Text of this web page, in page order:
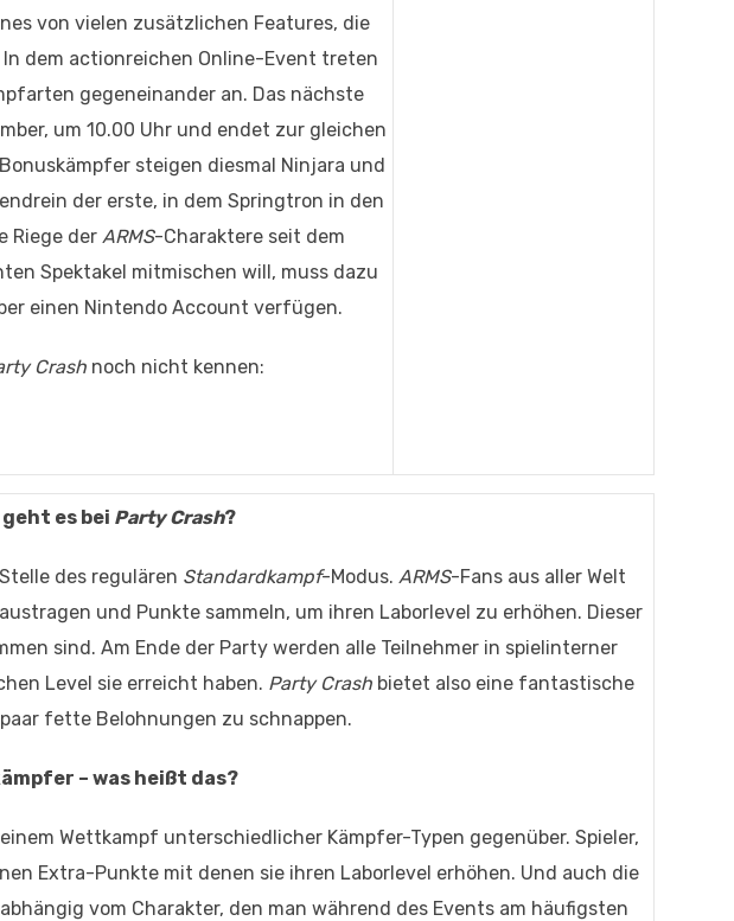
von vielen zusätzlichen Features, die
dem actionreichen Online-Event treten
gegeneinander an. Das nächste
um 10.00 Uhr und endet zur gleichen
steigen diesmal Ninjara und
der erste, in dem Springtron in den
Riege der ARMS-Charaktere seit dem
Spektakel mitmischen will, muss dazu
einen Nintendo Account verfügen.
Crash noch nicht kennen:
geht es bei Party Crash?
des regulären Standardkampf-Modus. ARMS-Fans aus aller Welt
und Punkte sammeln, um ihren Laborlevel zu erhöhen. Dieser
sind. Am Ende der Party werden alle Teilnehmer in spielinterner
Level sie erreicht haben. Party Crashbietet also eine fantastische
fette Belohnungen zu schnappen.
– was heißt das?
Wettkampf unterschiedlicher Kämpfer-Typen gegenüber. Spieler,
Extra-Punkte mit denen sie ihren Laborlevel erhöhen. Und auch die
vom Charakter, den man während des Events am häufigsten